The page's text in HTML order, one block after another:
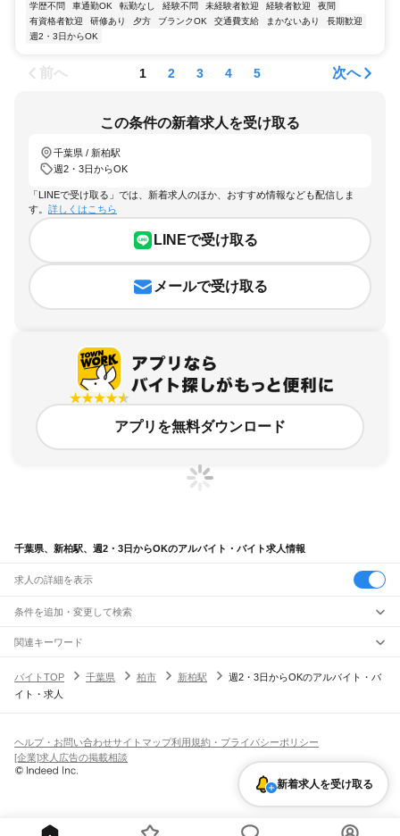
学歴不問
車通勤OK 転勤なし 経験不問 未経験者歓迎 経験者歓迎
夜間
有資格者歓迎
研修あり 夕方 ブランクOK 交通費支給 まかないあり
長期歓迎
週2・3日からOK
前へ 1 2 3 4 5 次へ
この条件の新着求人を受け取る
千葉県 / 新柏駅
週2・3日からOK
「LINEで受け取る」では、新着求人のほか、おすすめ情報なども配信しま
す。 詳しくはこちら
LINEで受け取る
メールで受け取る
アプリを無料ダウンロード
千葉県、新柏駅、週2・3日からOKのアルバイト・バイト求人情報
求人の詳細を表示
条件を追加・変更して検索
市区町村を追加・変更
千葉県すべて
千葉市
旭市習志野市柏市勝浦市市原市流山市八千代市我孫子市鴨川市鎌ケ谷市
君津市富津市浦安市 印西市白井市富里市南房総市
匝瑳市香取市 印旛郡 香取郡山武郡 長生郡夷隅郡
駅を追加・変更
JR中央・総武線
市川駅本八幡駅下総中山駅 津田沼駅
幕張駅
新検見川駅
南酒々井駅
日向駅 横芝駅飯倉駅 干潟駅
職種を追加・変更
飲食・フードサービスすべて
ホールスタッフキッチンスタッフ
パン屋（ベーカリー）
バー（BAR）・バーテンダー
飲食店（店長・マネージャー）
営業テレフォンアポインター（テレアポ） ルートセールス
人気
日払いOK高校生歓迎 髪型・髪色自由
留学生・外国人活躍中
シフト
雇用形態を追加・変更
派遣社員
関連キーワード
バイトTOP
千葉県 柏市 新柏駅
週2・3日からOKのアルバイト・バ
イト・求人
新着求人を受け取る
ヘルプ・お問い合わせサイトマップ利用規約・プライバシーポリシー
[企業]求人広告の掲載相談